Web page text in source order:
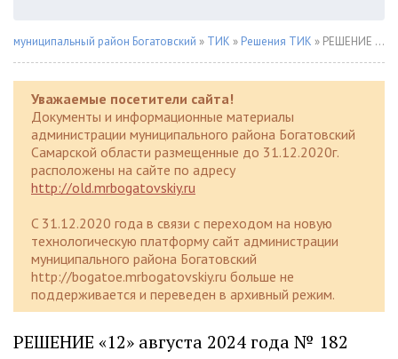
муниципальный район Богатовский » ТИК » Решения ТИК » РЕШЕНИЕ «12» августа 2024 года № 182
Уважаемые посетители сайта!
Документы и информационные материалы
администрации муниципального района Богатовский
Самарской области размещенные до 31.12.2020г.
расположены на сайте по адресу
http://old.mrbogatovskiy.ru
C 31.12.2020 года в связи с переходом на новую
технологическую платформу сайт администрации
муниципального района Богатовский
http://bogatoe.mrbogatovskiy.ru больше не
поддерживается и переведен в архивный режим.
РЕШЕНИЕ «12» августа 2024 года № 182